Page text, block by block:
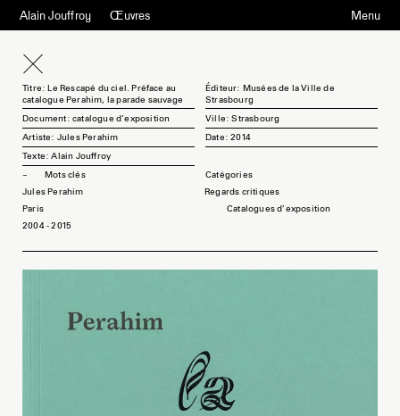
Alain Jouffroy Œuvres Menu
Titre: Le Rescapé du ciel. Préface au
catalogue Perahim, la parade sauvage
Éditeur: Musées de la Ville de
Strasbourg
Document: catalogue d'exposition
Ville: Strasbourg
Artiste: Jules Perahim
Date: 2014
Texte: Alain Jouffroy
Mots clés
Jules Perahim
Paris
2004 - 2015
Regards critiques
Catalogues d'exposition